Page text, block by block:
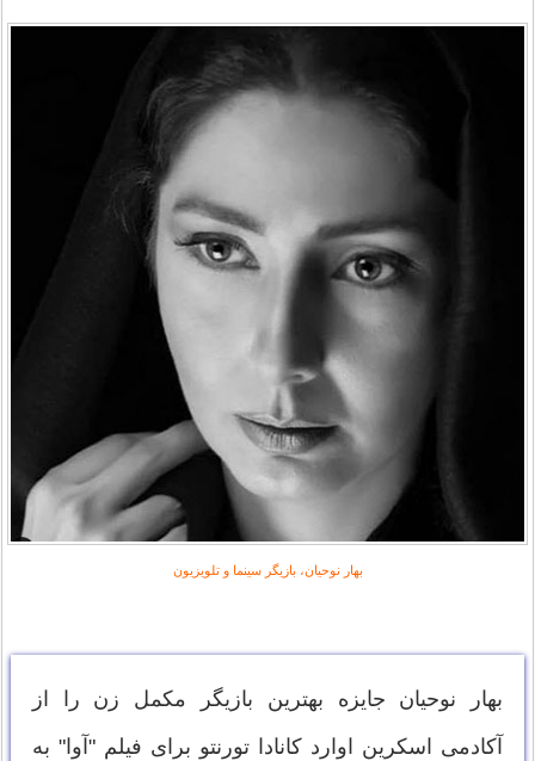
بهار نوحیان، بازیگر سینما و تلویزیون
بهار نوحیان جایزه بهترین بازیگر مکمل زن را از
آکادمى اسکرین اوارد کانادا تورنتو براى فیلم "آوا" به